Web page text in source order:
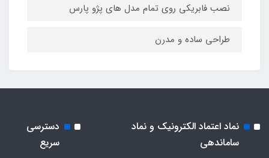
نصب فابریکی روی تمام مدل های پژو پارس
طراحی ساده و مدرن
نماد اعتماد الکترونیک و نماد
ساماندهی
دسترسی
سریع